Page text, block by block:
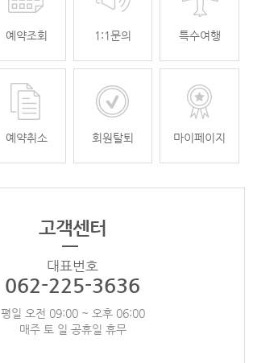
예약조회 1:1문의 특수여행
예약취소 회원탈퇴 마이페이지
고객센터
대표번호
062-225-3636
평일 오전 09:00 ~ 오후 06:00
매주 토 일 공휴일 휴무